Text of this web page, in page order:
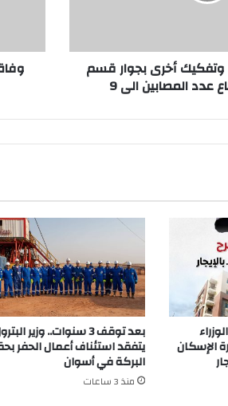
وتفكيك أخرى بجوار قسم
عدد المصابين الى 9
بنزيف
الإسكان
بعد توقف 3 سنوات.. وزير
يتفقد استئناف أعمال الحفر
البركة في أسوان
منذ 3 ساعات